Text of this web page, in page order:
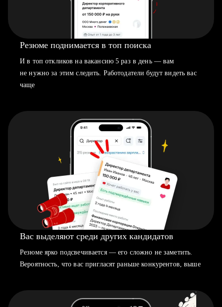
Резюме поднимается в топ поиска
И в топ откликов на вакансию 5 раз в день — вам
не нужно за этим следить. Работодатели будут видеть вас
чаще
Вас выделяют среди других кандидатов
Резюме ярко подсвечивается — его сложно не заметить.
Вероятность, что вас пригласят раньше конкурентов, выше